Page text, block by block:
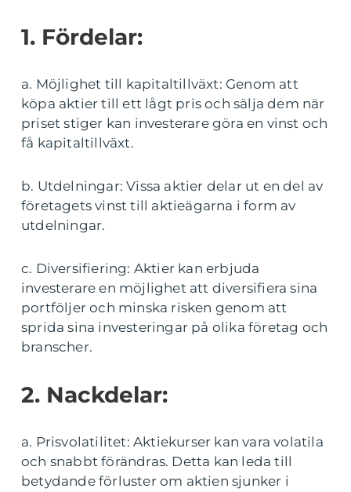
1. Fördelar:
a. Möjlighet till kapitaltillväxt: Genom att
köpa aktier till ett lågt pris och sälja dem när
priset stiger kan investerare göra en vinst och
få kapitaltillväxt.
b. Utdelningar: Vissa aktier delar ut en del av
företagets vinst till aktieägarna i form av
utdelningar.
c. Diversifiering: Aktier kan erbjuda
investerare en möjlighet att diversifiera sina
portföljer och minska risken genom att
sprida sina investeringar på olika företag och
branscher.
2. Nackdelar:
a. Prisvolatilitet: Aktiekurser kan vara volatila
och snabbt förändras. Detta kan leda till
betydande förluster om aktien sjunker i